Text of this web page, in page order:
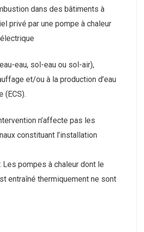
dans des bâtiments à
privé par une pompe à chaleur
eau, sol-eau ou sol-air),
et/ou à la production d’eau
(ECS).
n’affecte pas les
constituant l’installation
: Les pompes à chaleur dont le
entraîné thermiquement ne sont